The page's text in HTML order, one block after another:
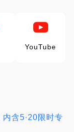
YouTube
含5·20限时专